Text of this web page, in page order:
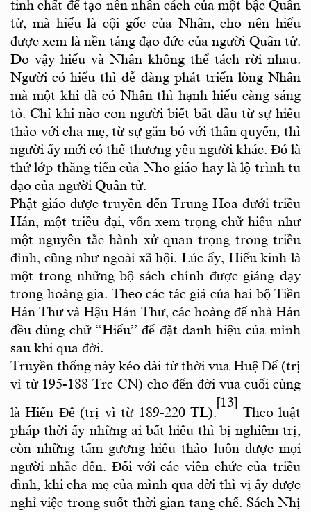
tinh chất để tạo nên nhân cách của một bậc Quân
tử, mà hiếu là cội gốc của Nhân, cho nên hiếu
được xem là nền tảng đạo đức của người Quân tử.
Do vậy hiếu và Nhân không thể tách rời nhau.
Người có hiếu thì dễ dàng phát triển lòng Nhân
mà một khi đã có Nhân thì hạnh hiếu càng sáng
tỏ. Chỉ khi nào con người biết bắt đầu từ sự hiếu
thảo với cha mẹ, từ sự gắn bó với thân quyến, thì
người ấy mới có thể thương yêu người khác. Đó là
thứ lớp thăng tiến của Nho giáo hay là lộ trình tu
đạo của người Quân tử.
Phật giáo được truyền đến Trung Hoa dưới triều
Hán, một triều đại, vốn xem trọng chữ hiếu như
một nguyên tắc hành xử quan trọng trong triều
đình, cũng như ngoài xã hội. Lúc ấy, Hiếu kinh là
một trong những bộ sách chính được giảng dạy
trong hoàng gia. Theo các tác giả của hai bộ Tiền
Hán Thư và Hậu Hán Thư, các hoàng đế nhà Hán
đều dùng chữ “Hiếu” để đặt danh hiệu của mình
sau khi qua đời.
Truyền thống này kéo dài từ thời vua Huệ Đế (trị
vì từ 195-188 Trc CN) cho đến đời vua cuối cùng
là Hiến Đế (trị vì từ 189-220 TL).
[13]
Theo luật
pháp thời ấy những ai bất hiếu thì bị nghiêm trị,
còn những tấm gương hiếu thảo luôn được mọi
người nhắc đến. Đối với các viên chức của triều
đình, khi cha mẹ của mình qua đời thì vị ấy được
nghỉ việc trong suốt thời gian tang chế. Sách Nhị